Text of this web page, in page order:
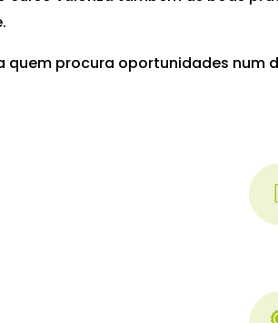
quem procura oportunidades